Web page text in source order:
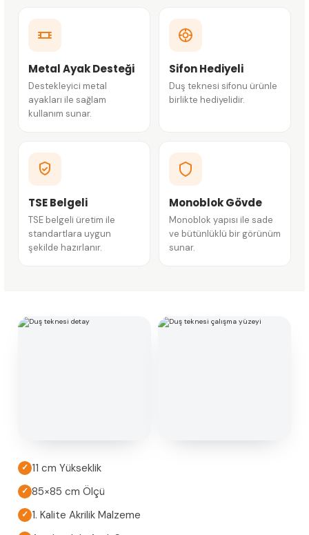
Metal Ayak Desteği
Destekleyici metal
ayakları ile sağlam
kullanım sunar.
Sifon Hediyeli
Duş teknesi sifonu ürünle
birlikte hediyelidir.
TSE Belgeli
TSE belgeli üretim ile
standartlara uygun
şekilde hazırlanır.
Monoblok Gövde
Monoblok yapısı ile sade
ve bütünlüklü bir görünüm
sunar.
✓ 11 cm Yükseklik
✓ 85×85 cm Ölçü
✓ 1. Kalite Akrilik Malzeme